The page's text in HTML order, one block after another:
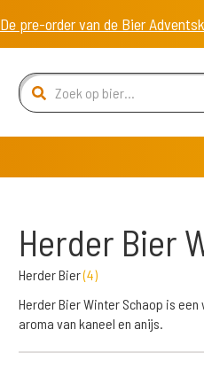
De pre-order van de Bier
Herder Bier
Herder Bier(4)
Herder Bier Winter Schaop is
aroma van kaneel en anijs.